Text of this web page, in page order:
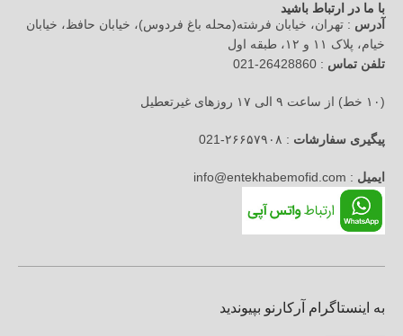
با ما در ارتباط باشید
آدرس : تهران، خیابان فرشته(محله باغ فردوس)، خیابان حافظ، خیابان
خیام، پلاک ۱۱ و ۱۲، طبقه اول
تلفن تماس : 26428860-021
(۱۰ خط) از ساعت ۹ الی ۱۷ روزهای غیرتعطیل
پیگیری سفارشات : ۲۶۶۵۷۹۰۸-021
ایمیل : info@entekhabemofid.com
به اینستاگرام آرکارنو بپیوندید